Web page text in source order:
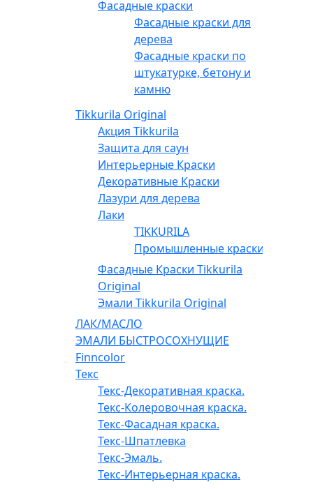
Фасадные краски
Фасадные краски для
дерева
Фасадные краски по
штукатурке, бетону и
камню
Tikkurila Original
Акция Tikkurila
Защита для саун
Интерьерные Краски
Декоративные Краски
Лазури для дерева
Лаки
TIKKURILA
Промышленные краски
Фасадные Краски Tikkurila
Original
Эмали Tikkurila Original
ЛАК/МАСЛО
ЭМАЛИ БЫСТРОСОХНУЩИЕ
Finncolor
Текс
Текс-Декоративная краска.
Текс-Колеровочная краска.
Текс-Фасадная краска.
Текс-Шпатлевка
Текс-Эмаль.
Текс-Интерьерная краска.